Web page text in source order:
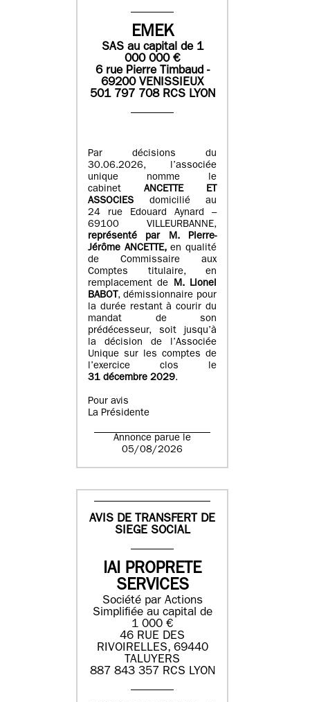
EMEK
SASau capital de 1
000 000€
6 rue Pierre Timbaud -
69200 VENISSIEUX
501 797 708 RCS LYON
Par décisions du
30.06.2026, l’associée
unique nomme le
cabinet ANCETTE ET
ASSOCIES
domicilié au
24 rue Edouard Aynard –
69100 VILLEURBANNE,
représenté par M.Pierre-
Jérôme ANCETTE, en qualité
de Commissaire aux
Comptes titulaire, en
remplacement de M.Lionel
BABOT , démissionnaire pour
la durée restant à courir du
mandat de son
prédécesseur, soit jusqu’à
la décision de l’Associée
Unique sur les comptes de
l’exercice clos le
31 décembre 2029.
Pour avis
La Présidente
Annonce parue le
05/08/2026
AVIS DE TRANSFERT DE
SIEGE SOCIAL
IAI PROPRETE
SERVICES
Société par Actions
Simplifiée au capital de
1 000 €
46 RUE DES
RIVOIRELLES, 69440
TALUYERS
887 843 357 RCS LYON